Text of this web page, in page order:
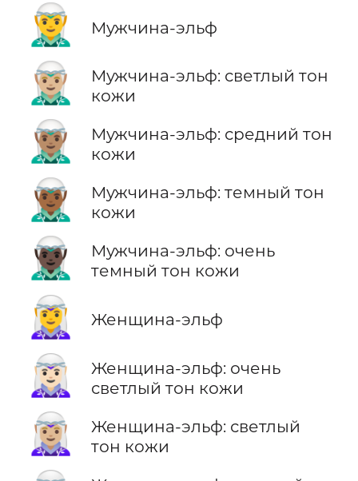
🧝‍♂️ Мужчина-эльф
🧝🏼‍♂️
Мужчина-эльф: светлый тон
кожи
🧝🏽‍♂️
Мужчина-эльф: средний тон
кожи
🧝🏾‍♂️
Мужчина-эльф: темный тон
кожи
🧝🏿‍♂️
Мужчина-эльф: очень
темный тон кожи
🧝‍♀️ Женщина-эльф
🧝🏻‍♀️
Женщина-эльф: очень
светлый тон кожи
🧝🏼‍♀️
Женщина-эльф: светлый
тон кожи